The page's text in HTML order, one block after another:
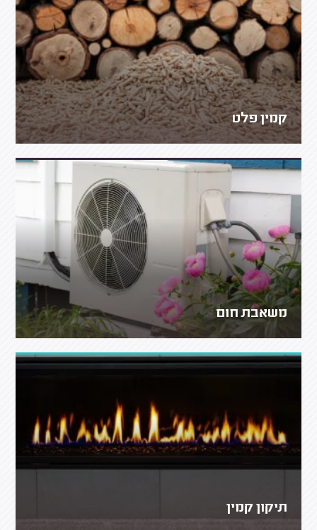
קמין פלט
משאבת חום
תיקון קמין